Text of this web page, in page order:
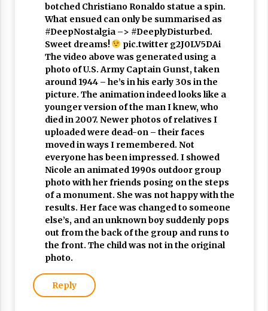
botched Christiano Ronaldo statue a spin.
What ensued can only be summarised as
#DeepNostalgia –> #DeeplyDisturbed.
Sweet dreams!
pic.twitter g2J0LV5DAi
The video above was generated using a
photo of U.S. Army Captain Gunst, taken
around 1944 – he’s in his early 30s in the
picture. The animation indeed looks like a
younger version of the man I knew, who
died in 2007. Newer photos of relatives I
uploaded were dead-on – their faces
moved in ways I remembered. Not
everyone has been impressed. I showed
Nicole an animated 1990s outdoor group
photo with her friends posing on the steps
of a monument. She was not happy with the
results. Her face was changed to someone
else’s, and an unknown boy suddenly pops
out from the back of the group and runs to
the front. The child was not in the original
photo.
Reply